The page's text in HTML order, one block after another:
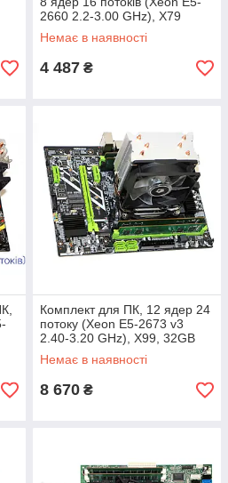
2660 2.2-3.00 GHz), X79
DDR3 32GB, +кулер вежа
Немає в наявності
4 487 ₴
Комплект для ПК, 12 ядер 24
потоку (Xeon E5-2673 v3
2.40-3.20 GHz), X99, 32GB
DDR4, +кулер вежа
Немає в наявності
8 670 ₴